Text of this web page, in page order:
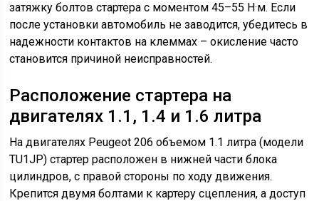
затяжку болтов стартера с моментом 45–55 Н·м. Если
после установки автомобиль не заводится, убедитесь в
надежности контактов на клеммах – окисление часто
становится причиной неисправностей.
Расположение стартера на
двигателях 1.1, 1.4 и 1.6 литра
На двигателях Peugeot 206 объемом 1.1 литра (модели
TU1JP) стартер расположен в нижней части блока
цилиндров, с правой стороны по ходу движения.
Крепится двумя болтами к картеру сцепления, а доступ